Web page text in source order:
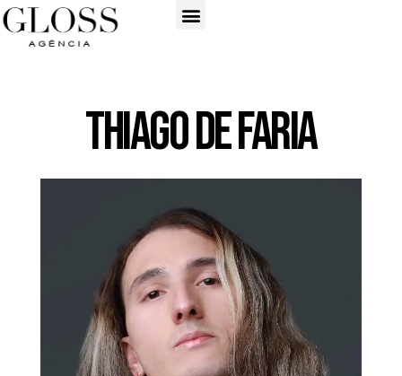
Thiago de Faria